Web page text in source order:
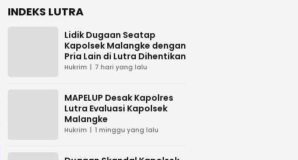
INDEKS LUTRA
Lidik Dugaan Seatap
Kapolsek Malangke dengan
Pria Lain di Lutra Dihentikan
Hukrim 7 hari yang lalu
MAPELUP Desak Kapolres
Lutra Evaluasi Kapolsek
Malangke
Hukrim 1 minggu yang lalu